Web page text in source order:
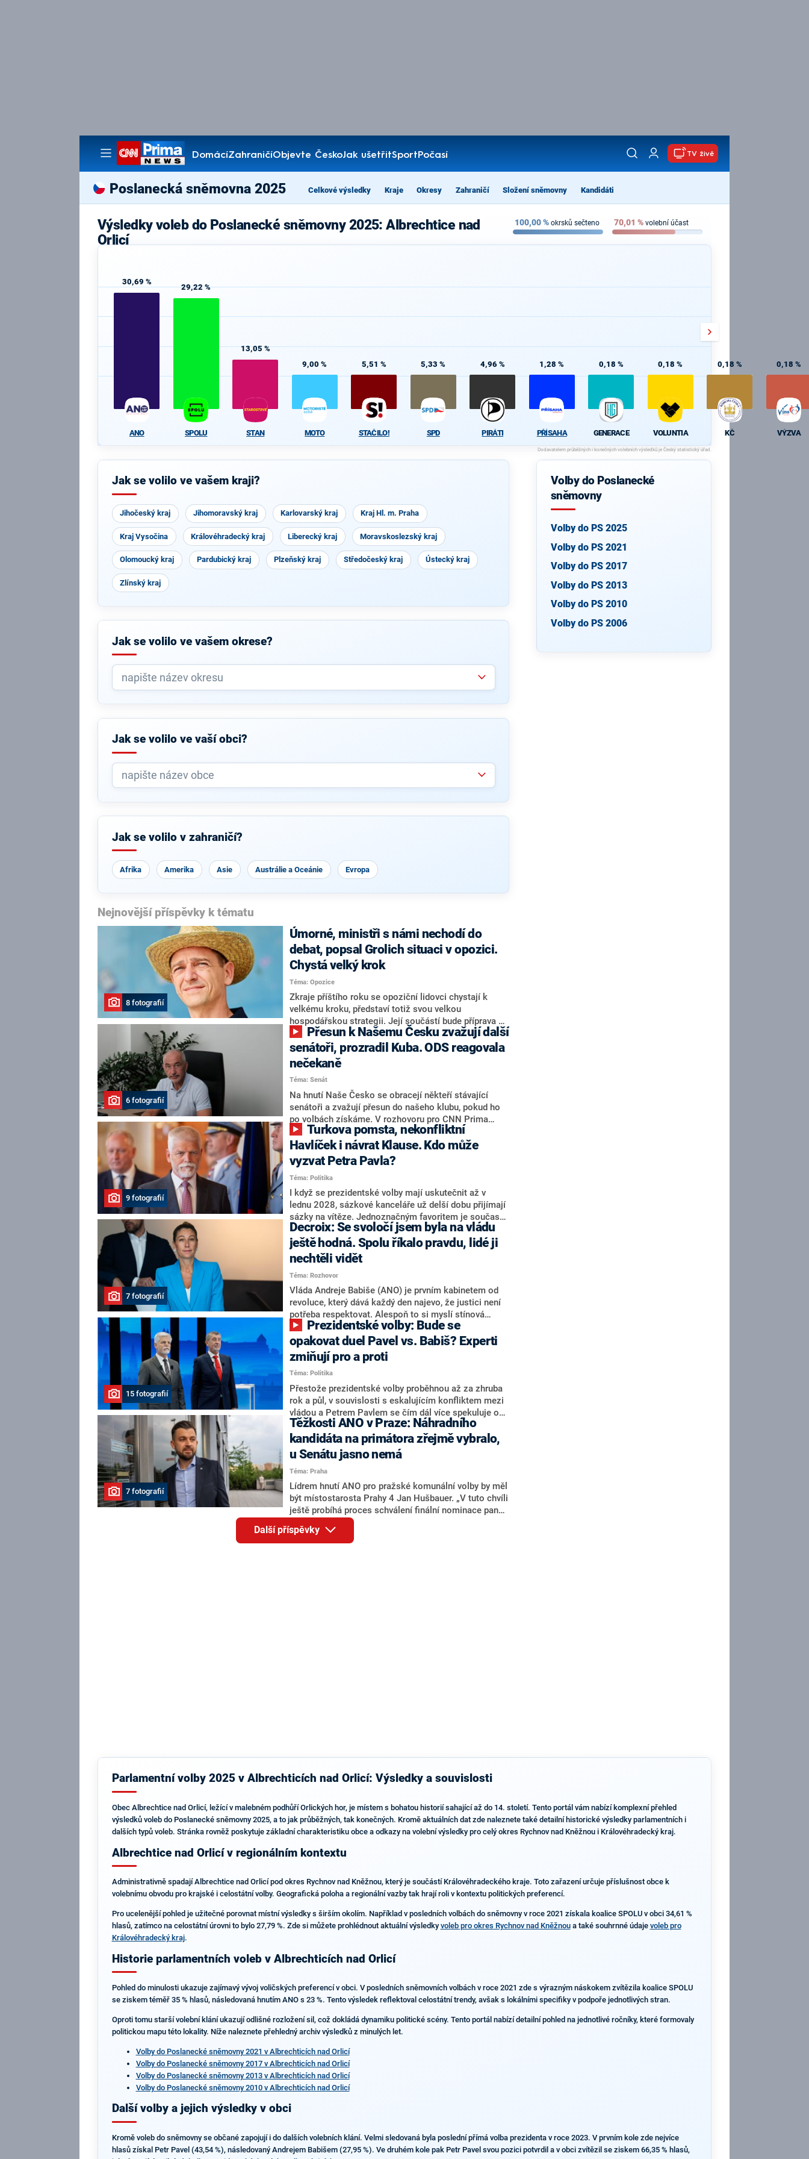
DomácíZahraničíObjevte ČeskoJak ušetřitSportPočasí
Pořady
TV živě
Poslanecká sněmovna 2025 Celkové výsledky Kraje Okresy Zahraničí Složení sněmovny Kandidáti
Výsledky voleb do Poslanecké sněmovny 2025: Albrechtice nad
Orlicí
100,00% okrsků sečteno 70,01 % volební účast
30,69 %
ANO
29,22 %
SPOLU
13,05 %
STAN
9,00 %
MOTO
5,51 %
STAČILO!
5,33 %
SPD
4,96 %
PIRÁTI
1,28 %
PŘÍSAHA
0,18 %
GENERACE
0,18 %
VOLUNTIA
0,18 %
KČ
0,18 %
VÝZVA
Jak se volilo ve vašem kraji?
Jihočeský kraj Jihomoravský kraj Karlovarský kraj Kraj Hl. m. Praha
Kraj Vysočina Královéhradecký kraj Liberecký kraj Moravskoslezský kraj
Olomoucký kraj Pardubický kraj Plzeňský kraj Středočeský kraj Ústecký kraj
Zlínský kraj
Jak se volilo ve vašem okrese?
Jak se volilo ve vaší obci?
Jak se volilo v zahraničí?
Afrika Amerika Asie Austrálie a Oceánie Evropa
Nejnovější příspěvky k tématu
8 fotografií
Úmorné, ministři s námi nechodí do
debat, popsal Grolich situaci v opozici.
Chystá velký krok
Téma: Opozice
Zkraje příštího roku se opoziční lidovci chystají k
velkému kroku, představí totiž svou velkou
hospodářskou strategii. Její součástí bude příprava na
stárnutí populace, řekl ve středu na setkání s novináři
nový předseda lidovců Jan Grolich. Ten zároveň v
senátních volbách kandiduje ve Vyškově. Popsal i
aktivitu opozice, o níž vládní strany nebo političtí
komentátoři mluví jako o slabé a v defenzivě. „Je to
úmorná práce upozorňovat na chyby vlády. Ministři s
námi navíc nechodí do debat. Chceme ale ukazovat
svoje témata,“ odpověděl Grolich na dotaz CNN Prima
NEWS.
6 fotografií
senátoři, prozradil Kuba. ODS reagovala
nečekaně
Téma: Senát
Na hnutí Naše Česko se obracejí někteří stávající
senátoři a zvažují přesun do našeho klubu, pokud ho
po volbách získáme. V rozhovoru pro CNN Prima
NEWS to řekl zakladatel hnutí a jihočeský hejtman
Martin Kuba. Konkrétní nebyl, ale získat by takto mohl
například senátora Zdeňka Hrabu, který je dnes
součástí klubu ODS a TOP 09. Hraba to na dotaz
redakce nevyloučil. Předseda klubu senátorů ODS
Zdeněk Nytra redakci řekl, že počítá s odchodem
některých senátorů z klubu a že Naše Česko není
nepřítel, ale soupeř.
9 fotografií
Havlíček i návrat Klause. Kdo může
vyzvat Petra Pavla?
Téma: Politika
I když se prezidentské volby mají uskutečnit až v
lednu 2028, sázkové kanceláře už delší dobu přijímají
sázky na vítěze. Jednoznačným favoritem je současná
hlava státu Petr Pavel. Daleko za ním pak bookmakeři
zmiňují dva výrazné politiky ANO, tedy premiéra
Andreje Babiše a ministra průmyslu Karla Havlíčka.
Oblíbeným tipem samotných sázkařů je poslanec za
Motoristy Filip Turek. Politolog Jan Kubáček nicméně
o případné kandidatuře kohokoliv ze zmíněné trojice
značně pochybuje. Podle něj současná koalice dosud
nemá osobu, která by Pavlovi mohla konkurovat.
7 fotografií
Decroix: Se svoločí jsem byla na vládu
ještě hodná. Spolu říkalo pravdu, lidé ji
nechtěli vidět
Téma: Rozhovor
Vláda Andreje Babiše (ANO) je prvním kabinetem od
revoluce, který dává každý den najevo, že justici není
potřeba respektovat. Alespoň to si myslí stínová
ministryně spravedlnosti ODS Eva Decroix. V
rozhovoru pro CNN Prima NEWS si nebrala servítky
ohledně politického výkonu svého nástupce Jeronýma
Tejce (za ANO) či vládní zmocněnkyně pro lidská
práva Taťány Malé (ANO). Označením „svoloč“ na
adresu vlády prý byla ještě hodná. Decroix se také
vrátila k volební porážce koalice Spolu či promluvila o
hnutí Naše Česko Martina Kuby.
15 fotografií
opakovat duel Pavel vs. Babiš? Experti
zmiňují pro a proti
Téma: Politika
Přestože prezidentské volby proběhnou až za zhruba
rok a půl, v souvislosti s eskalujícím konfliktem mezi
vládou a Petrem Pavlem se čím dál více spekuluje o
tom, koho by do bitvy o Hrad mohla vyslat současná
koalice. Někteří političtí komentátoři znovu vytahují
jméno premiéra Andreje Babiše (ANO). Jak moc je
pravděpodobné, že se v prezidentských volbách 2028
bude znovu opakovat souboj z roku 2023?
7 fotografií
Těžkosti ANO v Praze: Náhradního
kandidáta na primátora zřejmě vybralo,
u Senátu jasno nemá
Téma: Praha
Lídrem hnutí ANO pro pražské komunální volby by měl
být místostarosta Prahy 4 Jan Hušbauer. „V tuto chvíli
ještě probíhá proces schválení finální nominace pana
Jana Hušbauera Výborem hnutí ANO,“ uvedl pro
redakci místopředseda pražského ANO Martin
Benkovič. O Hušbauerovi se spekulovalo jako o
Další příspěvky
Volby do Poslanecké
sněmovny
Volby do PS 2025
Volby do PS 2021
Volby do PS 2017
Volby do PS 2013
Volby do PS 2010
Volby do PS 2006
Parlamentní volby 2025 v Albrechticích nad Orlicí: Výsledky a souvislosti
Obec Albrechtice nad Orlicí, ležící v malebném podhůří Orlických hor, je místem s bohatou historií sahající až do 14. století. Tento portál vám nabízí komplexní přehled
výsledků voleb do Poslanecké sněmovny 2025, a to jak průběžných, tak konečných. Kromě aktuálních dat zde naleznete také detailní historické výsledky parlamentních i
dalších typů voleb. Stránka rovněž poskytuje základní charakteristiku obce a odkazy na volební výsledky pro celý okres Rychnov nad Kněžnou i Královéhradecký kraj.
Albrechtice nad Orlicí v regionálním kontextu
Administrativně spadají Albrechtice nad Orlicí pod okres Rychnov nad Kněžnou, který je součástí Královéhradeckého kraje. Toto zařazení určuje příslušnost obce k
volebnímu obvodu pro krajské i celostátní volby. Geografická poloha a regionální vazby tak hrají roli v kontextu politických preferencí.
Pro ucelenější pohled je užitečné porovnat místní výsledky s širším okolím. Například v posledních volbách do sněmovny v roce 2021 získala koalice SPOLU v obci 34,61 %
hlasů, zatímco na celostátní úrovni to bylo 27,79 %. Zde si můžete prohlédnout aktuální výsledky voleb pro okres Rychnov nad Kněžnoua také souhrnné údaje voleb pro
Královéhradecký kraj.
Historie parlamentních voleb v Albrechticích nad Orlicí
Pohled do minulosti ukazuje zajímavý vývoj voličských preferencí v obci. V posledních sněmovních volbách v roce 2021 zde s výrazným náskokem zvítězila koalice SPOLU
se ziskem téměř 35 % hlasů, následovaná hnutím ANO s 23 %. Tento výsledek reflektoval celostátní trendy, avšak s lokálními specifiky v podpoře jednotlivých stran.
Oproti tomu starší volební klání ukazují odlišné rozložení sil, což dokládá dynamiku politické scény. Tento portál nabízí detailní pohled na jednotlivé ročníky, které formovaly
politickou mapu této lokality. Níže naleznete přehledný archiv výsledků z minulých let.
Volby do Poslanecké sněmovny 2021 v Albrechticích nad Orlicí
Volby do Poslanecké sněmovny 2017 v Albrechticích nad Orlicí
Volby do Poslanecké sněmovny 2013 v Albrechticích nad Orlicí
Volby do Poslanecké sněmovny 2010 v Albrechticích nad Orlicí
Další volby a jejich výsledky v obci
Kromě voleb do sněmovny se občané zapojují i do dalších volebních klání. Velmi sledovaná byla poslední přímá volba prezidenta v roce 2023. V prvním kole zde nejvíce
hlasů získal Petr Pavel (43,54 %), následovaný Andrejem Babišem (27,95 %). Ve druhém kole pak Petr Pavel svou pozici potvrdil a v obci zvítězil se ziskem 66,35 % hlasů,